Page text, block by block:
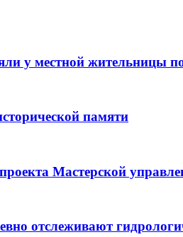
у местной жительницы
памяти
Мастерской
отслеживают